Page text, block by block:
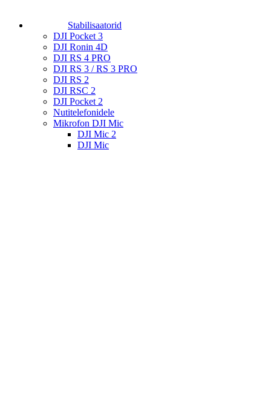
Stabilisaatorid
DJI Pocket 3
DJI Ronin 4D
DJI RS 4 PRO
DJI RS 3 / RS 3 PRO
DJI RS 2
DJI RSC 2
DJI Pocket 2
Nutitelefonidele
Mikrofon DJI Mic
DJI Mic 2
DJI Mic